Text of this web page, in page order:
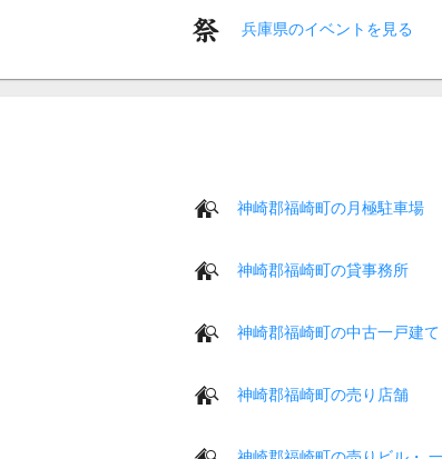
兵庫県のイベントを見る
神崎郡福崎町の月極駐車場
神崎郡福崎町の貸事務所
神崎郡福崎町の中古一戸建て
神崎郡福崎町の売り店舗